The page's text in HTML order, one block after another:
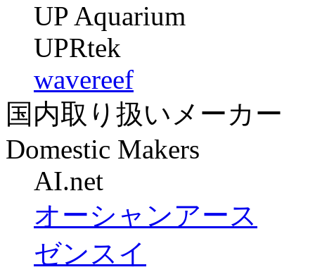
UP Aquarium
UPRtek
wavereef
国内取り扱いメーカー
Domestic Makers
AI.net
オーシャンアース
ゼンスイ